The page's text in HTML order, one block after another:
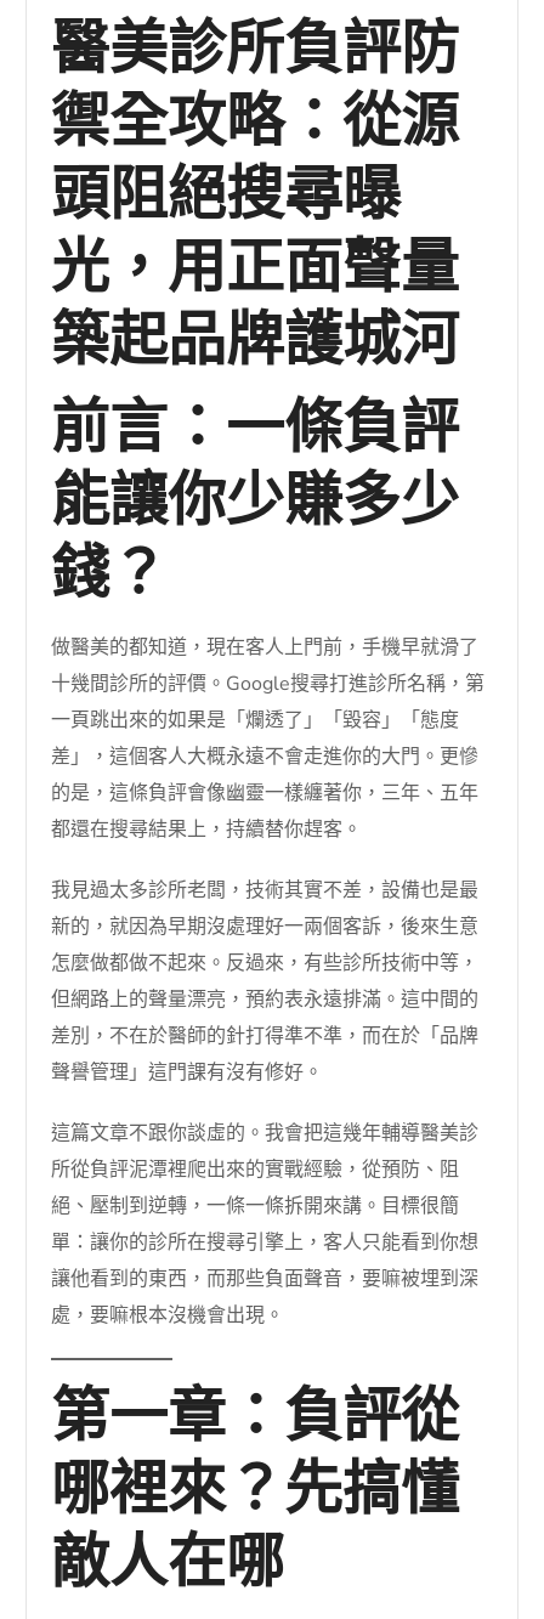
醫美診所負評防
禦全攻略：從源
頭阻絕搜尋曝
光，用正面聲量
築起品牌護城河
前言：一條負評
能讓你少賺多少
錢？
做醫美的都知道，現在客人上門前，手機早就滑了
十幾間診所的評價。Google搜尋打進診所名稱，第
一頁跳出來的如果是「爛透了」「毀容」「態度
差」，這個客人大概永遠不會走進你的大門。更慘
的是，這條負評會像幽靈一樣纏著你，三年、五年
都還在搜尋結果上，持續替你趕客。
我見過太多診所老闆，技術其實不差，設備也是最
新的，就因為早期沒處理好一兩個客訴，後來生意
怎麼做都做不起來。反過來，有些診所技術中等，
但網路上的聲量漂亮，預約表永遠排滿。這中間的
差別，不在於醫師的針打得準不準，而在於「品牌
聲譽管理」這門課有沒有修好。
這篇文章不跟你談虛的。我會把這幾年輔導醫美診
所從負評泥潭裡爬出來的實戰經驗，從預防、阻
絕、壓制到逆轉，一條一條拆開來講。目標很簡
單：讓你的診所在搜尋引擎上，客人只能看到你想
讓他看到的東西，而那些負面聲音，要嘛被埋到深
處，要嘛根本沒機會出現。
第一章：負評從
哪裡來？先搞懂
敵人在哪